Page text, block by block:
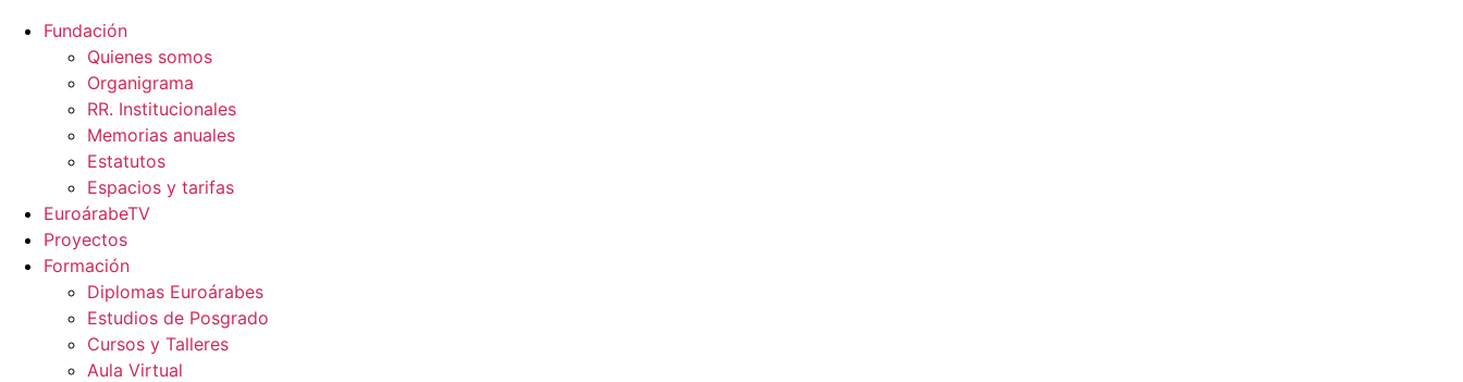
Fundación
Quienes somos
Organigrama
RR. Institucionales
Memorias anuales
Estatutos
Espacios y tarifas
EuroárabeTV
Proyectos
Formación
Diplomas Euroárabes
Estudios de Posgrado
Cursos y Talleres
Aula Virtual